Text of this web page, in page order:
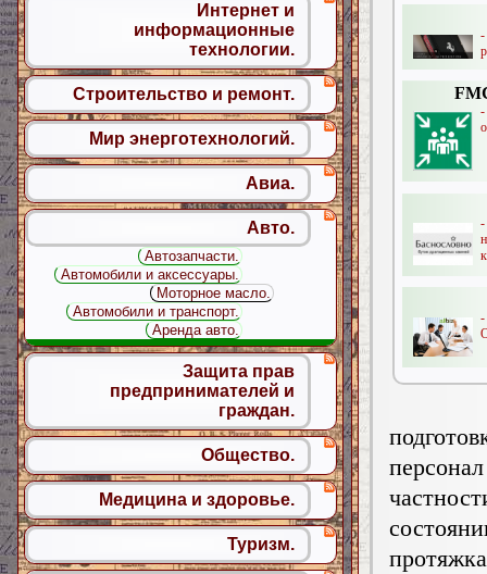
-
-
-
Интернет и
информационные
технологии.
Строительство и ремонт.
Мир энерготехнологий.
Авиа.
Авто.
Автозапчасти.
Автомобили и аксессуары.
Моторное масло.
Автомобили и транспорт.
Аренда авто.
Защита прав
предпринимателей и
граждан.
Общество.
Медицина и здоровье.
Туризм.